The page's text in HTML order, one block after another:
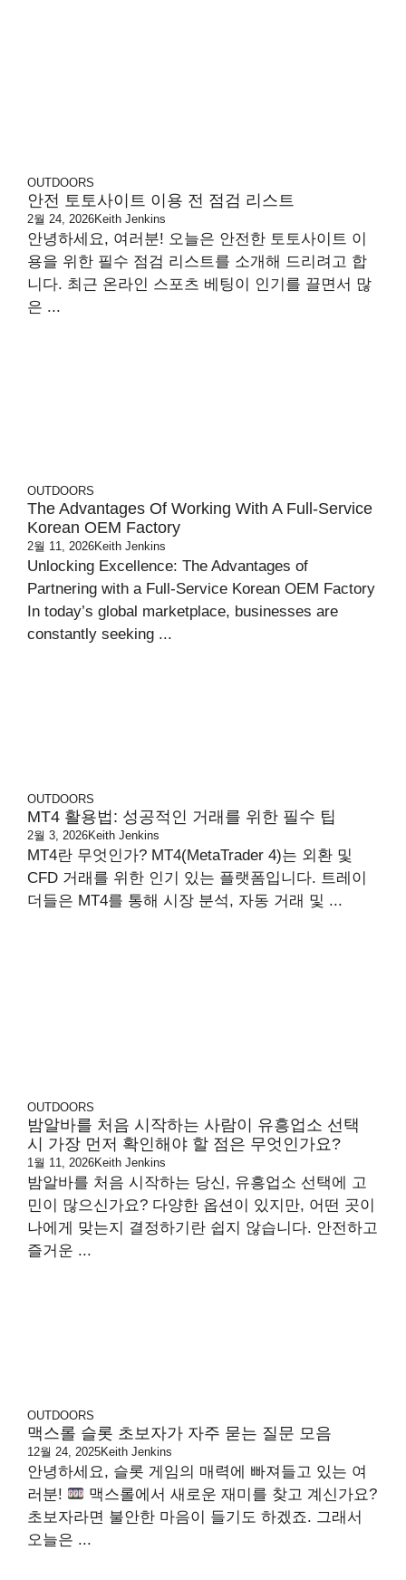
OUTDOORS
안전 토토사이트 이용 전 점검 리스트
2월 24, 2026Keith Jenkins
안녕하세요, 여러분! 오늘은 안전한 토토사이트 이
용을 위한 필수 점검 리스트를 소개해 드리려고 합
니다. 최근 온라인 스포츠 베팅이 인기를 끌면서 많
은 ...
OUTDOORS
The Advantages Of Working With A Full-Service
Korean OEM Factory
2월 11, 2026Keith Jenkins
Unlocking Excellence: The Advantages of
Partnering with a Full-Service Korean OEM Factory
In today’s global marketplace, businesses are
constantly seeking ...
OUTDOORS
MT4 활용법: 성공적인 거래를 위한 필수 팁
2월 3, 2026Keith Jenkins
MT4란 무엇인가? MT4(MetaTrader 4)는 외환 및
CFD 거래를 위한 인기 있는 플랫폼입니다. 트레이
더들은 MT4를 통해 시장 분석, 자동 거래 및 ...
OUTDOORS
밤알바를 처음 시작하는 사람이 유흥업소 선택
시 가장 먼저 확인해야 할 점은 무엇인가요?
1월 11, 2026Keith Jenkins
밤알바를 처음 시작하는 당신, 유흥업소 선택에 고
민이 많으신가요? 다양한 옵션이 있지만, 어떤 곳이
나에게 맞는지 결정하기란 쉽지 않습니다. 안전하고
즐거운 ...
OUTDOORS
맥스롤 슬롯 초보자가 자주 묻는 질문 모음
12월 24, 2025Keith Jenkins
안녕하세요, 슬롯 게임의 매력에 빠져들고 있는 여
러분!
맥스롤에서 새로운 재미를 찾고 계신가요?
초보자라면 불안한 마음이 들기도 하겠죠. 그래서
오늘은 ...